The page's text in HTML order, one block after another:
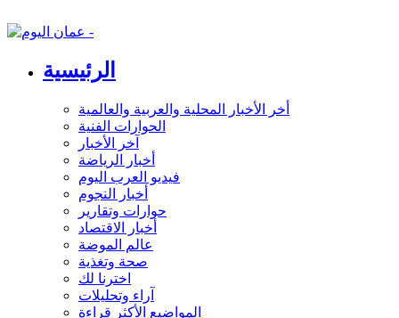
الرئيسية
أخر الأخبار المحلية والعربية والعالمية
الحوارات الفنية
آخر الأخبار
أخبار الرياضة
فيديو العرب اليوم
أخبار النجوم
حوارات وتقارير
أخبار الاقتصاد
عالم الموضة
صحة وتغذية
اخترنا لك
آراء وتحليلات
المواضيع الأكثر قراءة